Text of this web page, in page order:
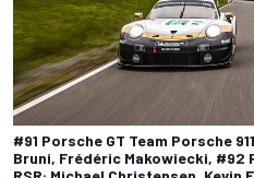
#91 Porsche GT Team Porsche
Bruni, Frédéric Makowiecki, #92